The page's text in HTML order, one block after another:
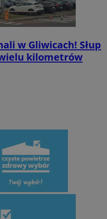
w Gliwicach! Słup
kilometrów
Provider/
Domena
mojegliwice.pl
mojegliwice.pl 1 rok
.tiktok.com 1 tydzień 3 dni